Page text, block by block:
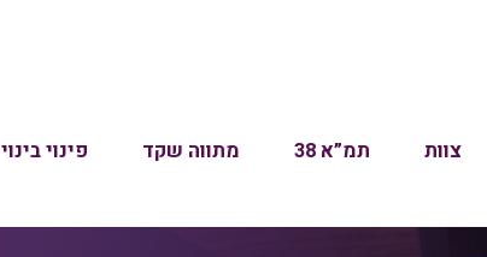
צוות תמ”א 38 מתווה שקד פינוי בינוי